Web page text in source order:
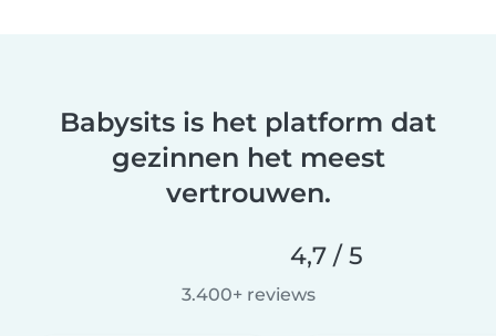
Babysits is het platform dat
gezinnen het meest
vertrouwen.
4,7 / 5
3.400+ reviews